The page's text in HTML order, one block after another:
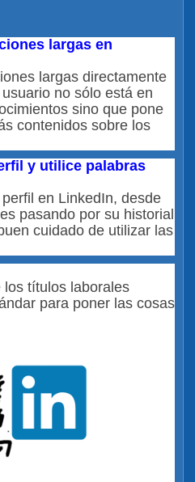
largas en
largas directamente
no sólo está en
sino que pone
contenidos sobre los
y utilice palabras
en LinkedIn, desde
pasando por su historial
cuidado de utilizar las
los títulos laborales
para poner las cosas